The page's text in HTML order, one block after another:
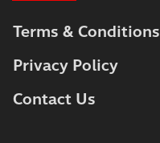
Terms & Conditions
Privacy Policy
Contact Us